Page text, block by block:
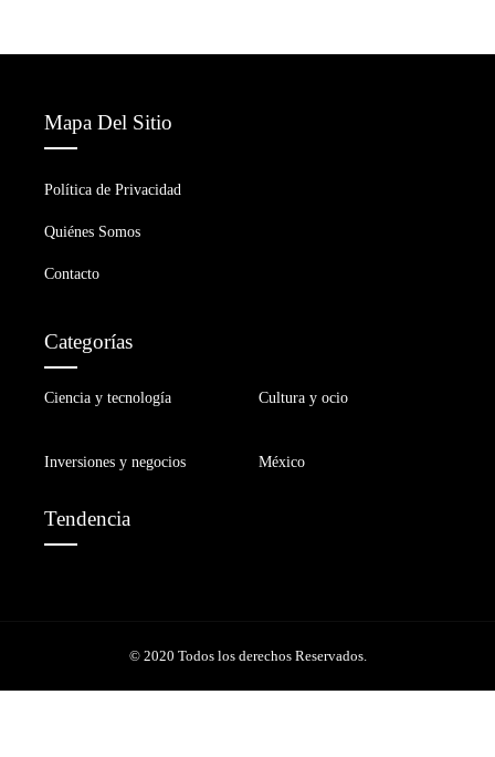
Mapa Del Sitio
Política de Privacidad
Quiénes Somos
Contacto
Categorías
Ciencia y tecnología Cultura y ocio
Inversiones y negocios México
Tendencia
© 2020 Todos los derechos Reservados.